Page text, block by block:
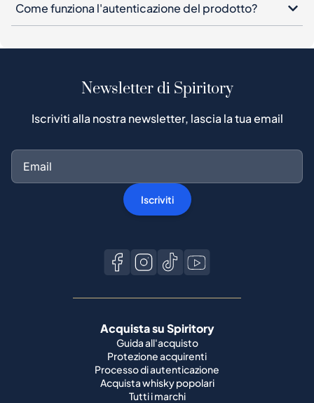
Come funziona l'autenticazione del prodotto?
Newsletter di Spiritory
Iscriviti alla nostra newsletter, lascia la tua email
Iscriviti
Acquista su Spiritory
Guida all'acquisto
Protezione acquirenti
Processo di autenticazione
Acquista whisky popolari
Tutti i marchi